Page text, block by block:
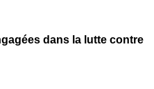
dans la lutte contre